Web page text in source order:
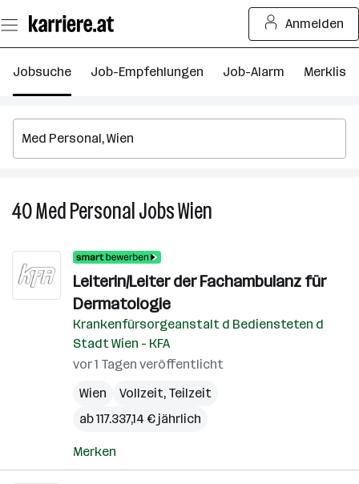
Seiteninhalt
springen
Anmelden
Jobsuche Job-Empfehlungen Job-Alarm Merkliste
40Med PersonalJobsWien
in
Leiterin/Leiter der Fachambulanz für
Dermatologie
Krankenfürsorgeanstalt d Bediensteten d
Stadt Wien - KFA
vor 1 Tagen veröffentlicht
Wien
Vollzeit, Teilzeit
ab 117.337,14 € jährlich
Merken